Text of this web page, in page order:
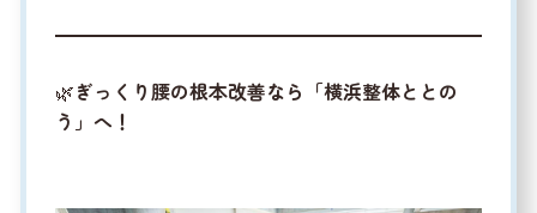
🌿ぎっくり腰の根本改善なら「横浜整体ととの
う」へ！